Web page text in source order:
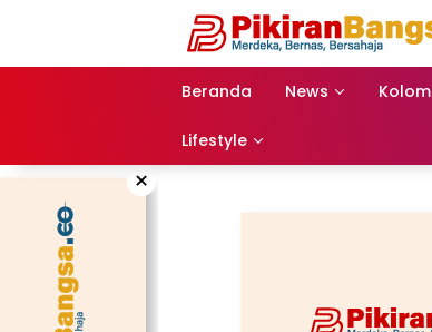
Beranda News Kolom
Lifestyle
×